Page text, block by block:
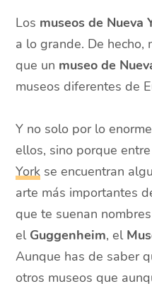
Los museos de Nueva
a lo grande. De hecho,
que un museo de
museos diferentes de
Y no solo por lo
ellos, sino porque
York se encuentran
arte más importantes
que te suenan
el Guggenheim, el
Aunque has de saber
otros museos que